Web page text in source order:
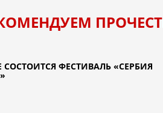
СОСТОИТСЯ ФЕСТИВАЛЬ «СЕРБИЯ